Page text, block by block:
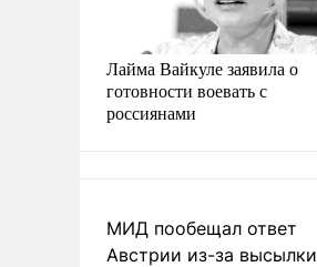
Лайма Вайкуле заявила о
готовности воевать с
россиянами
МИД пообещал ответ
Австрии из-за высылки